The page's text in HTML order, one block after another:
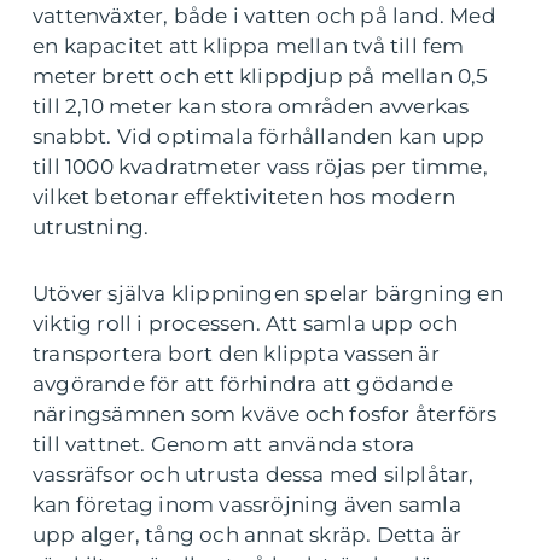
vattenväxter, både i vatten och på land. Med
en kapacitet att klippa mellan två till fem
meter brett och ett klippdjup på mellan 0,5
till 2,10 meter kan stora områden avverkas
snabbt. Vid optimala förhållanden kan upp
till 1000 kvadratmeter vass röjas per timme,
vilket betonar effektiviteten hos modern
utrustning.
Utöver själva klippningen spelar bärgning en
viktig roll i processen. Att samla upp och
transportera bort den klippta vassen är
avgörande för att förhindra att gödande
näringsämnen som kväve och fosfor återförs
till vattnet. Genom att använda stora
vassräfsor och utrusta dessa med silplåtar,
kan företag inom vassröjning även samla
upp alger, tång och annat skräp. Detta är